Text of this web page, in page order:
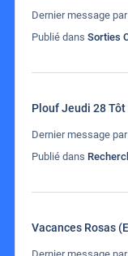
Dernier message par
Publié dans Sorties
Plouf Jeudi 28
Dernier message par
Publié dans
Vacances Rosas